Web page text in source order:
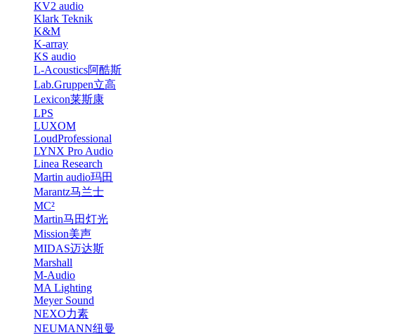
KV2 audio
Klark Teknik
K&M
K-array
KS audio
L-Acoustics阿酷斯
Lab.Gruppen立高
Lexicon莱斯康
LPS
LUXOM
LoudProfessional
LYNX Pro Audio
Linea Research
Martin audio玛田
Marantz马兰士
MC²
Martin马田灯光
Mission美声
MIDAS迈达斯
Marshall
M-Audio
MA Lighting
Meyer Sound
NEXO力素
NEUMANN纽曼